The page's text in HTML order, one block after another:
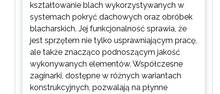
kształtowanie blach wykorzystywanych w
systemach pokryć dachowych oraz obróbek
blacharskich. Jej funkcjonalność sprawia, że
jest sprzętem nie tylko usprawniającym pracę,
ale także znacząco podnoszącym jakość
wykonywanych elementów. Współczesne
zaginarki, dostępne w różnych wariantach
konstrukcyjnych, pozwalają na płynne